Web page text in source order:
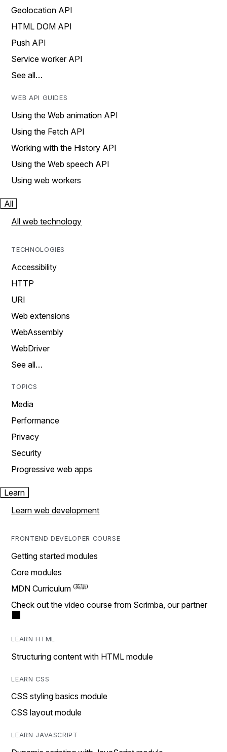
Geolocation API
HTML DOM API
Push API
Service worker API
See all…
WEB API GUIDES
Using the Web animation API
Using the Fetch API
Working with the History API
Using the Web speech API
Using web workers
All
All web technology
TECHNOLOGIES
Accessibility
HTTP
URI
Web extensions
WebAssembly
WebDriver
See all…
TOPICS
Media
Performance
Privacy
Security
Progressive web apps
Learn
Learn web development
FRONTEND DEVELOPER COURSE
Getting started modules
Core modules
MDN Curriculum
Check out the video course from Scrimba, our partner
LEARN HTML
Structuring content with HTML module
LEARN CSS
CSS styling basics module
CSS layout module
LEARN JAVASCRIPT